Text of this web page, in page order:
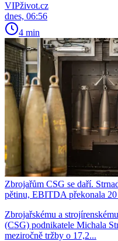
VIPživot.cz
dnes, 06:56
4 min
Zbrojařům CSG se daří.
pětinu, EBITDA překonala
Zbrojařskému a
(CSG) podnikatele Michala
meziročně tržby o 17,2...